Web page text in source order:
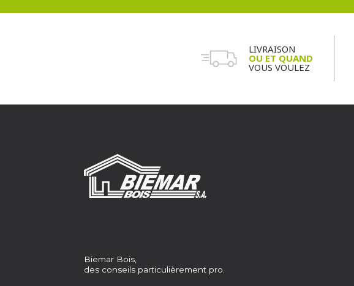
LIVRAISON
OU ET QUAND
VOUS VOULEZ
Biemar Bois,
des conseils particulièrement pro.